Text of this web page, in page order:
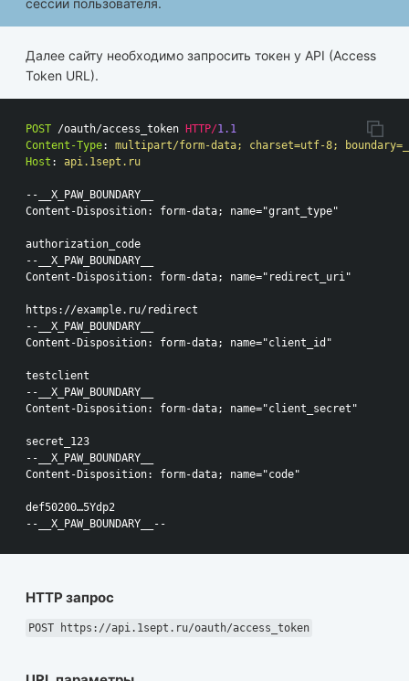
сессии пользователя.
Далее сайту необходимо запросить токен у API (Access
Token URL).
POST /oauth/access_token HTTP/1.1
Content-Type:
multipart/form-data; charset=utf-8;
Host : api.1sept.ru
--__X_PAW_BOUNDARY__
Content-Disposition: form-data; name="grant_type"
authorization_code
--__X_PAW_BOUNDARY__
Content-Disposition: form-data; name="redirect_uri"
https://example.ru/redirect
--__X_PAW_BOUNDARY__
Content-Disposition: form-data; name="client_id"
testclient
--__X_PAW_BOUNDARY__
Content-Disposition: form-data; name="client_secret"
secret_123
--__X_PAW_BOUNDARY__
Content-Disposition: form-data; name="code"
def50200…5Ydp2
HTTP запрос
POST https://api.1sept.ru/oauth/access_token